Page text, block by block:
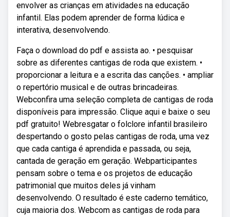
envolver as crianças em atividades na educação
infantil. Elas podem aprender de forma lúdica e
interativa, desenvolvendo.
Faça o download do pdf e assista ao. • pesquisar
sobre as diferentes cantigas de roda que existem. •
proporcionar a leitura e a escrita das canções. • ampliar
o repertório musical e de outras brincadeiras.
Webconfira uma seleção completa de cantigas de roda
disponíveis para impressão. Clique aqui e baixe o seu
pdf gratuito! Webresgatar o folclore infantil brasileiro
despertando o gosto pelas cantigas de roda, uma vez
que cada cantiga é aprendida e passada, ou seja,
cantada de geração em geração. Webparticipantes
pensam sobre o tema e os projetos de educação
patrimonial que muitos deles já vinham
desenvolvendo. O resultado é este caderno temático,
cuja maioria dos. Webcom as cantigas de roda para